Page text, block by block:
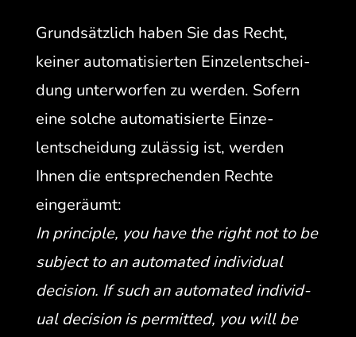
Grund­sät­zlich haben Sie das Recht,
kein­er automa­tisierten Einze­lentschei­
dung unter­wor­fen zu wer­den. Sofern
eine solche automa­tisierte Einze­
lentschei­dung zuläs­sig ist, wer­den
Ihnen die entsprechen­den Rechte
eingeräumt:
In prin­ci­ple, you have the right not to be
sub­ject to an auto­mat­ed indi­vid­ual
deci­sion. If such an auto­mat­ed indi­vid­
ual deci­sion is per­mit­ted, you will be